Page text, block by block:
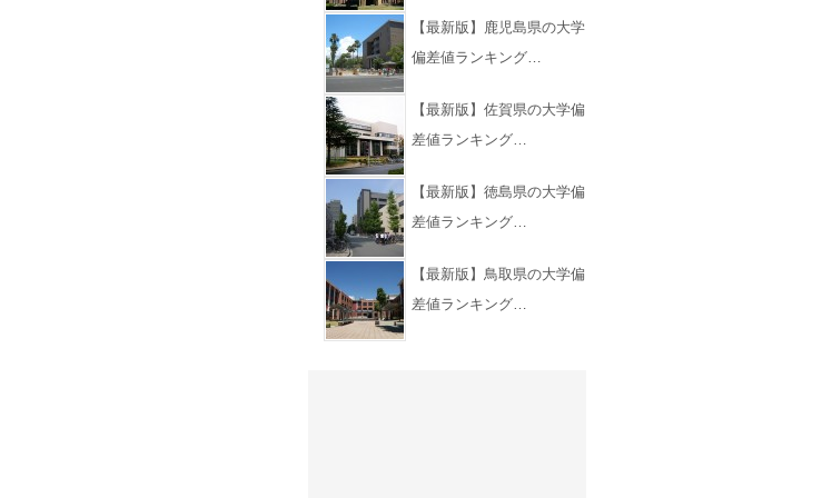
【最新版】鹿児島県の大学
偏差値ランキング…
【最新版】佐賀県の大学偏
差値ランキング…
【最新版】徳島県の大学偏
差値ランキング…
【最新版】鳥取県の大学偏
差値ランキング…